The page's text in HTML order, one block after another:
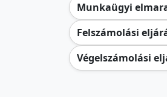
Munkaügyi
Felszámolási
Végelszámolási